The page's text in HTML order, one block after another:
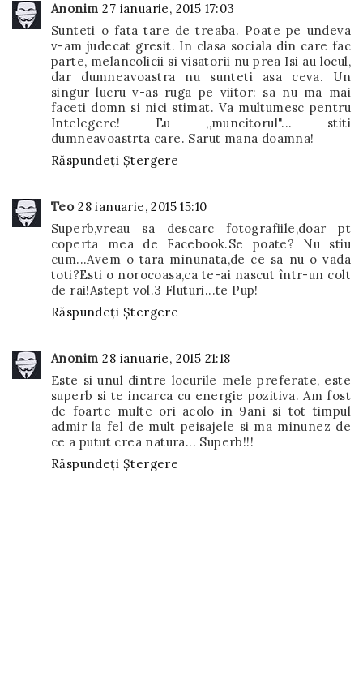
Anonim 27 ianuarie, 2015 17:03
Sunteti o fata tare de treaba. Poate pe undeva
v-am judecat gresit. In clasa sociala din care fac
parte, melancolicii si visatorii nu prea Isi au locul,
dar dumneavoastra nu sunteti asa ceva. Un
singur lucru v-as ruga pe viitor: sa nu ma mai
faceti domn si nici stimat. Va multumesc pentru
Intelegere! Eu ,,muncitorul"... stiti
dumneavoastrta care. Sarut mana doamna!
Răspundeți Ștergere
Teo 28 ianuarie, 2015 15:10
Superb,vreau sa descarc fotografiile,doar pt
coperta mea de Facebook.Se poate? Nu stiu
cum...Avem o tara minunata,de ce sa nu o vada
toti?Esti o norocoasa,ca te-ai nascut într-un colt
de rai!Astept vol.3 Fluturi...te Pup!
Răspundeți Ștergere
Anonim 28 ianuarie, 2015 21:18
Este si unul dintre locurile mele preferate, este
superb si te incarca cu energie pozitiva. Am fost
de foarte multe ori acolo in 9ani si tot timpul
admir la fel de mult peisajele si ma minunez de
ce a putut crea natura... Superb!!!
Răspundeți Ștergere